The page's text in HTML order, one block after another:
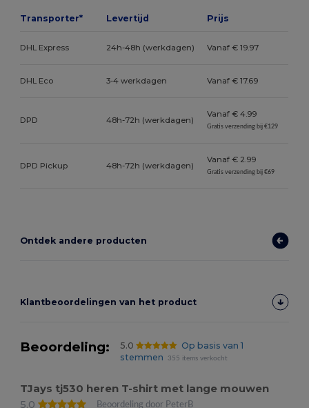
Transporter* Levertijd Prijs
DHL Express 24h-48h (werkdagen) Vanaf € 19.97
DHL Eco 3-4 werkdagen Vanaf € 17.69
DPD 48h-72h (werkdagen)
Vanaf € 4.99
Gratis verzending bij €129
DPD Pickup 48h-72h (werkdagen)
Vanaf € 2.99
Gratis verzending bij €69
Ontdek andere producten
Klantbeoordelingen van het product
Beoordeling: 5.0
Op basis van 1
stemmen
355 items verkocht
TJays tj530 heren T-shirt met lange mouwen
5.0
Beoordeling door PeterB